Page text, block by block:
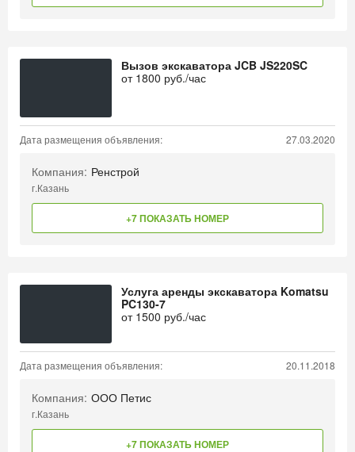
Вызов экскаватора JCB JS220SC
от 1800 руб./час
Дата размещения объявления: 27.03.2020
Компания: Ренстрой
г.Казань
+7 ПОКАЗАТЬ НОМЕР
Услуга аренды экскаватора Komatsu
PC130-7
от 1500 руб./час
Дата размещения объявления: 20.11.2018
Компания: ООО Петис
г.Казань
+7 ПОКАЗАТЬ НОМЕР